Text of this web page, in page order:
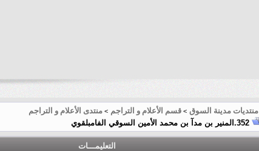
منتديات مدينة السوق > قسم الأعلام و التراجم > منتدى الأعلام و التراجم
352.المنير بن مدآ بن محمد الأمين السوقي الفامبلقوي
التعليمـــات